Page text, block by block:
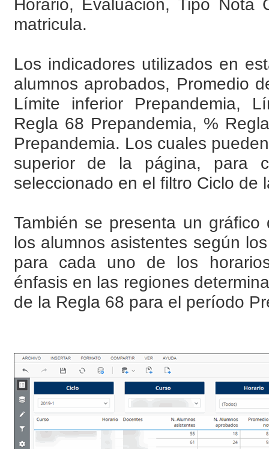
Horario, Evaluación, Tipo Nota
matricula.
Los indicadores utilizados en
alumnos aprobados, Promedio
Límite inferior Prepandemia,
Regla 68 Prepandemia, %
Prepandemia. Los cuales
superior de la página, para
seleccionado en el filtro Ciclo de
También se presenta un
los alumnos asistentes según
para cada uno de los
énfasis en las regiones
de la Regla 68 para el período